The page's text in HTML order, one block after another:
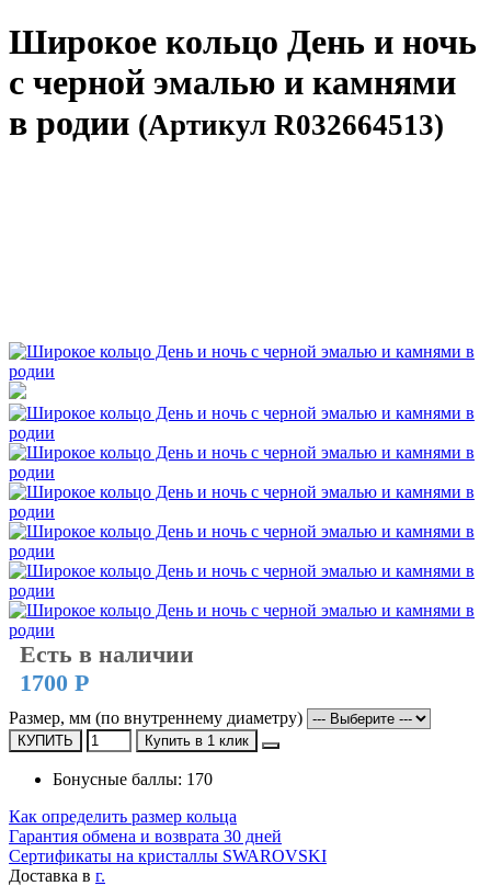
Широкое кольцо День и ночь
с черной эмалью и камнями
в родии (Артикул R032664513)
Есть в наличии
1700 Р
Размер, мм (по внутреннему диаметру)
КУПИТЬ Купить в 1 клик
Бонусные баллы: 170
Как определить размер кольца
Гарантия обмена и возврата 30 дней
Сертификаты на кристаллы SWAROVSKI
Доставка в г.